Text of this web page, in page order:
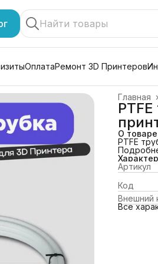
ОплатаРемонт 3D Принтеров
Главная ›
О товаре
PTFE
Артикул
Код
Внешний
Все